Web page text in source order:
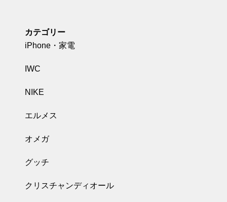
カテゴリー
iPhone・家電
IWC
NIKE
エルメス
オメガ
グッチ
クリスチャンディオール